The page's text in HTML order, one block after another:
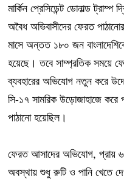
মার্কিন প্রেসিডেন্ট ডোনাল্ড
অবৈধ অভিবাসীদের ফেরত
মাসে অন্তত ১৮০ জন
হয়েছে। তবে সাম্প্রতিক সময়ে
ব্যবহারের অভিযোগ নতুন করে
সি-১৭ সামরিক উড়োজাহাজে করে
পাঠানো হয়েছিল।
ফেরত আসাদের অভিযোগ, প্রায় ৬০
অবস্থায় শুধু রুটি ও পানি খেতে